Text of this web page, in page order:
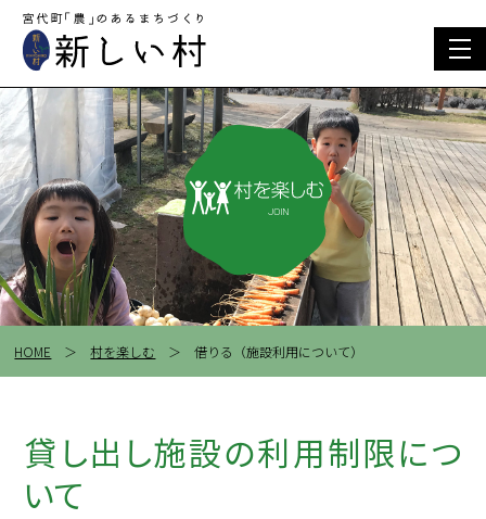
HOME ＞村を楽しむ ＞ 借りる（施設利用について）
貸し出し施設の利用制限につ
いて